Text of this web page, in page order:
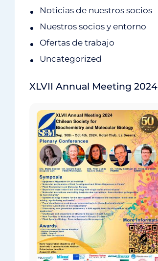
Noticias de nuestros socios
Nuestros socios y entorno
Ofertas de trabajo
Uncategorized
XLVII Annual Meeting 2024